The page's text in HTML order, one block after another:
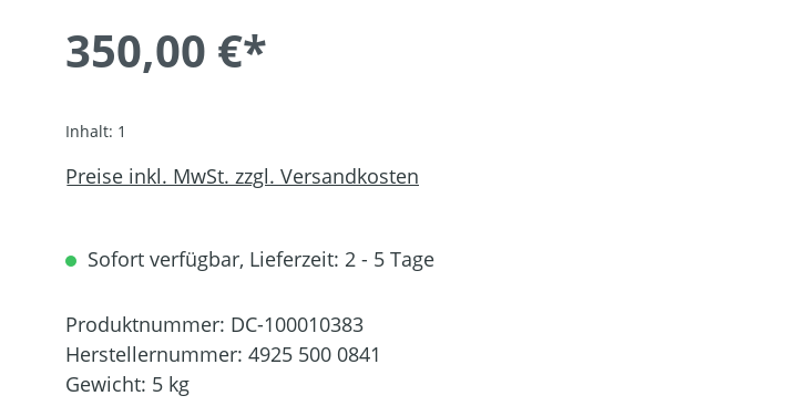
350,00 €*
Inhalt: 1
Preise inkl. MwSt. zzgl. Versandkosten
Sofort verfügbar, Lieferzeit: 2 - 5 Tage
Produktnummer: DC-100010383
Herstellernummer: 4925 500 0841
Gewicht: 5 kg